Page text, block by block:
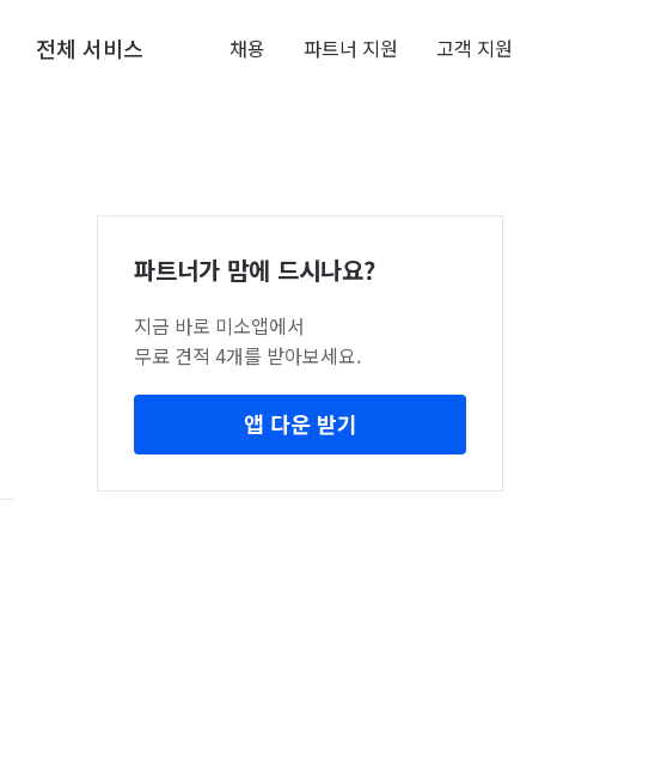
전체 서비스 채용 파트너 지원 고객 지원
파트너가 맘에 드시나요?
지금 바로 미소앱에서
무료 견적 4개를 받아보세요.
앱 다운 받기